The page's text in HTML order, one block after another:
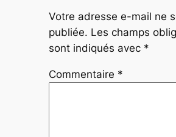
Votre adresse e-mail ne
publiée. Les champs
sont indiqués avec *
Commentaire *